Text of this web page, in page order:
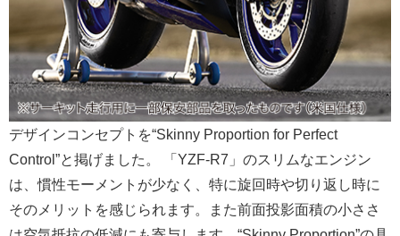
デザインコンセプトを“Skinny Proportion for Perfect
Control”と掲げました。 「YZF-R7」のスリムなエンジン
は、慣性モーメントが少なく、特に旋回時や切り返し時に
そのメリットを感じられます。また前面投影面積の小ささ